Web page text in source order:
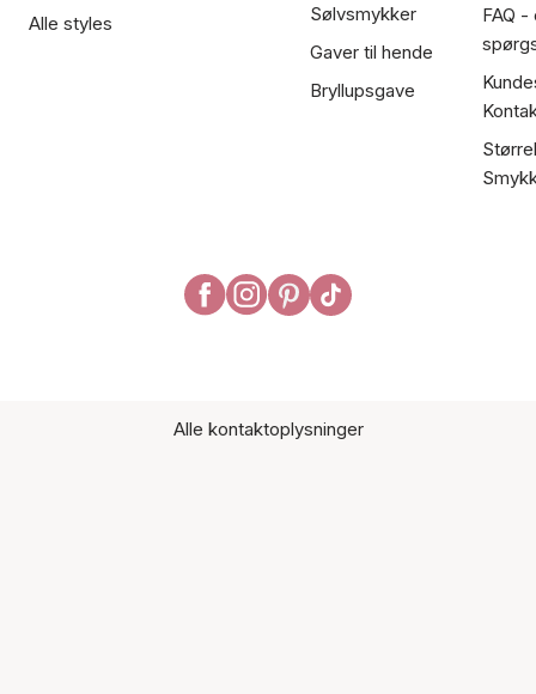
Alle styles
Sølvsmykker
Gaver til hende
Bryllupsgave
FAQ
Alle kontaktoplysninger